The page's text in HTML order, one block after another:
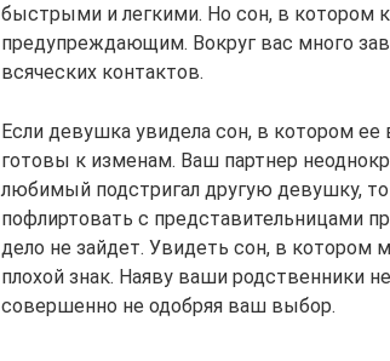
быстрыми и легкими. Но сон, в котором
предупреждающим. Вокруг вас много
всяческих контактов.
Если девушка увидела сон, в котором
готовы к изменам. Ваш партнер
любимый подстригал другую девушку,
пофлиртовать с представительницами
дело не зайдет. Увидеть сон, в котором
плохой знак. Наяву ваши родственники
совершенно не одобряя ваш выбор.